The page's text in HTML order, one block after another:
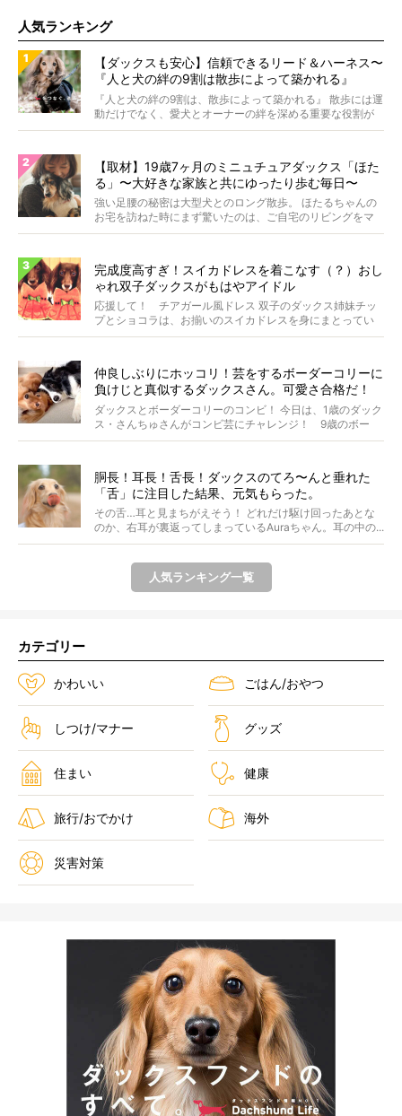
人気ランキング
【ダックスも安心】信頼できるリード＆ハーネス〜
『人と犬の絆の9割は散歩によって築かれる』
WOLFGANG MAN＆BEAST〜
『人と犬の絆の9割は、散歩によって築かれる』 散歩には運
動だけでなく、愛犬とオーナーの絆を深める重要な役割が
あ...
【取材】19歳7ヶ月のミニュチュアダックス「ほた
る」〜大好きな家族と共にゆったり歩む毎日〜
強い足腰の秘密は大型犬とのロング散歩。 ほたるちゃんの
お宅を訪ねた時にまず驚いたのは、ご自宅のリビングをマ
イペ...
完成度高すぎ！スイカドレスを着こなす（？）おし
ゃれ双子ダックスがもはやアイドル
応援して！ チアガール風ドレス 双子のダックス姉妹チッ
プとショコラは、お揃いのスイカドレスを身にまとってい
ます...
仲良しぶりにホッコリ！芸をするボーダーコリーに
負けじと真似するダックスさん。可愛さ合格だ！
【動画】
ダックスとボーダーコリーのコンビ！ 今日は、1歳のダック
ス・さんちゅさんがコンビ芸にチャレンジ！ 9歳のボー
ダ...
胴長！耳長！舌長！ダックスのてろ〜んと垂れた
「舌」に注目した結果、元気もらった。
その舌…耳と見まちがえそう！ どれだけ駆け回ったあとな
のか、右耳が裏返ってしまっているAuraちゃん。耳の中の...
人気ランキング一覧
カテゴリー
かわいい ごはん/おやつ
しつけ/マナー グッズ
住まい 健康
旅行/おでかけ 海外
災害対策